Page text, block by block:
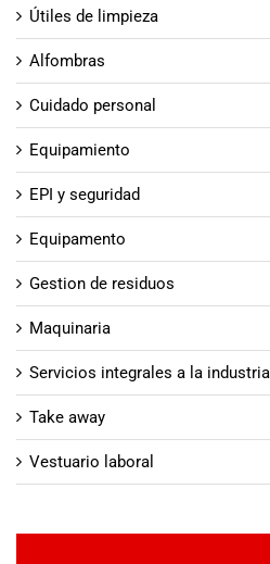
Útiles de limpieza
Alfombras
Cuidado personal
Equipamiento
EPI y seguridad
Equipamento
Gestion de residuos
Maquinaria
Servicios integrales a la industria
Take away
Vestuario laboral